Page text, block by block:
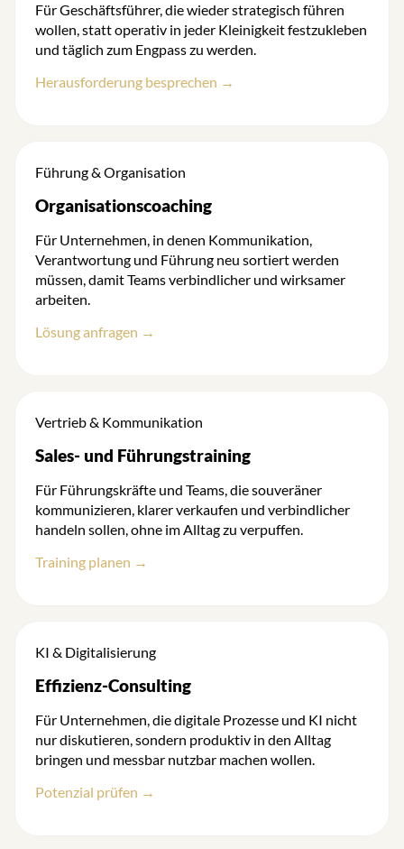
Für Geschäftsführer, die wieder strategisch führen
wollen, statt operativ in jeder Kleinigkeit festzukleben
und täglich zum Engpass zu werden.
Herausforderung besprechen →
Führung & Organisation
Organisationscoaching
Für Unternehmen, in denen Kommunikation,
Verantwortung und Führung neu sortiert werden
müssen, damit Teams verbindlicher und wirksamer
arbeiten.
Lösung anfragen →
Vertrieb & Kommunikation
Sales- und Führungstraining
Für Führungskräfte und Teams, die souveräner
kommunizieren, klarer verkaufen und verbindlicher
handeln sollen, ohne im Alltag zu verpuffen.
Training planen →
KI & Digitalisierung
Effizienz-Consulting
Für Unternehmen, die digitale Prozesse und KI nicht
nur diskutieren, sondern produktiv in den Alltag
bringen und messbar nutzbar machen wollen.
Potenzial prüfen →